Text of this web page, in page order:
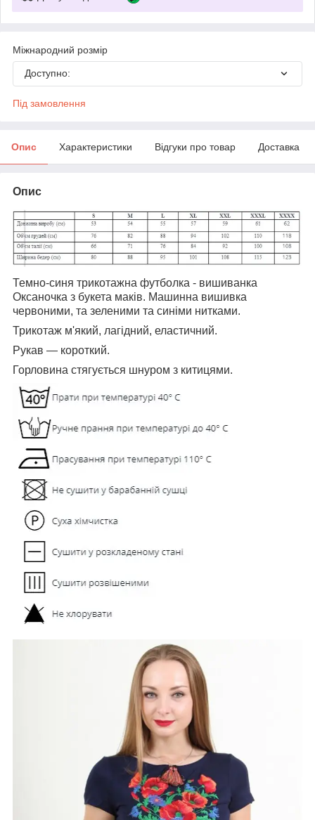
Міжнародний розмір
Доступно:
Під замовлення
Опис Характеристики Відгуки про товар Доставка
Опис
Темно-синя трикотажна футболка - вишиванка
Оксаночка з букета маків. Машинна вишивка
червоними, та зеленими та синіми нитками.
Трикотаж м'який, лагідний, еластичний.
Рукав ― короткий.
Горловина стягується шнуром з китицями.